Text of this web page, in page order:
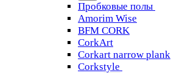
Пробковые полы
Amorim Wise
BFM CORK
CorkArt
Corkart narrow plank
Corkstyle